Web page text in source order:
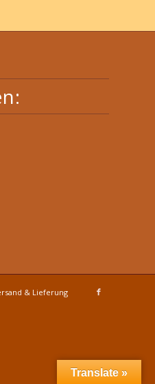
& Lieferung
Translate »